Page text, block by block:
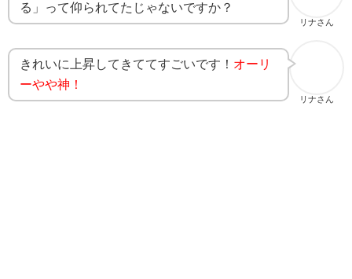
リナさん
る」って仰られてたじゃないですか？
リナさん
きれいに上昇してきててすごいです！ オーリ
ーやや神！